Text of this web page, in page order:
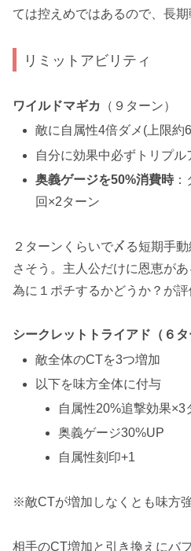
ては控えめではあるので、長期
リミットアビリティ
ワイルドマギカ
（９ターン）
敵に自属性4倍ダメ(上限約
自分に効果中必ずトリプル
奥義ゲージを50%消費時：
回×2ターン
２ターンくらいで〆る短期手
さそう。主人公だけに恩恵が
為に１ポチするかどうか？が評
シークレットトライアド （６
敵全体のCTを3つ増加
以下を味方全体に付与
自属性20%追撃効果×3
奥義ゲージ30%UP
自属性刻印+1
※敵CTが増加しなくとも味方
相手のCT増加と引き換えにバ